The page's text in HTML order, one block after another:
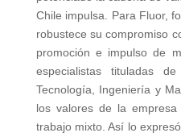
Chile impulsa. Para Fluor,
robustece su compromiso
promoción e impulso de
especialistas tituladas
Tecnología, Ingeniería y
los valores de la
trabajo mixto. Así lo